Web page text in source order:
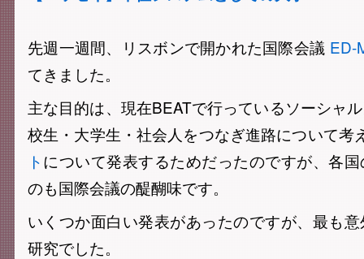
先週一週間、リスボンで開かれた国際会議 ED-
てきました。
主な目的は、現在BEATで行っているソーシャ
校生・大学生・社会人をつなぎ進路について考
トについて発表するためだったのですが、各
のも国際会議の醍醐味です。
いくつか面白い発表があったのですが、最も
研究でした。